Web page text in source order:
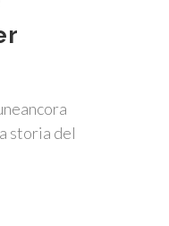
storia del